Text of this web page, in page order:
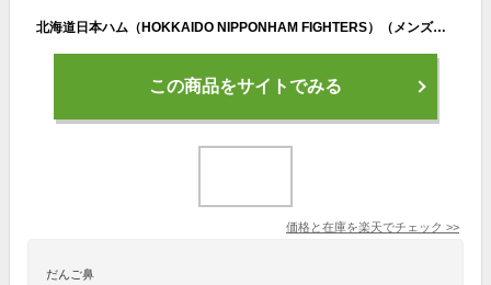
北海道日本ハム（HOKKAIDO NIPPONHAM FIGHTERS）（メンズ、レディース）野球 レプリカユニフォームホーム 4580722720
この商品をサイトでみる
価格と在庫を楽天でチェック >>
だんご鼻